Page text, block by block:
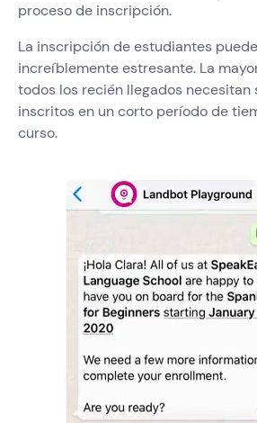
proceso de inscripción.
La inscripción de estudiantes
increíblemente estresante. La
todos los recién llegados necesitan
inscritos en un corto período de
curso.